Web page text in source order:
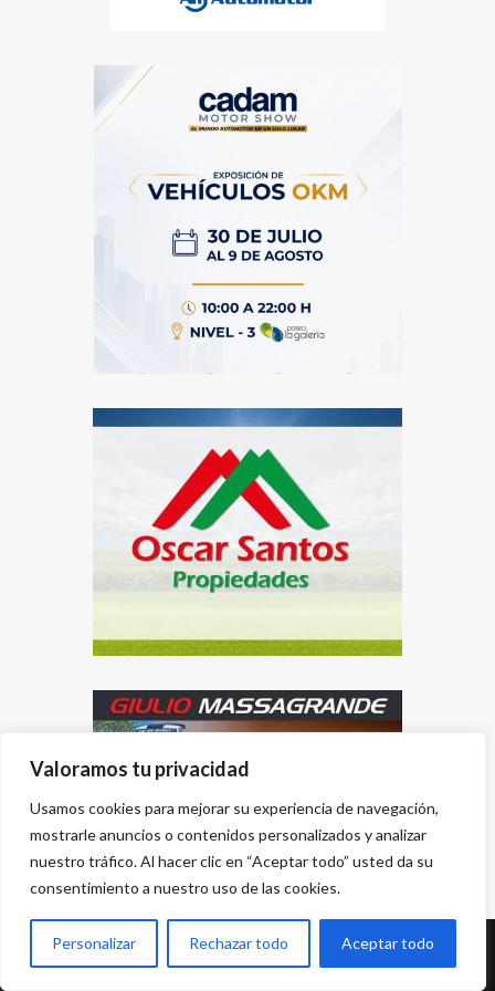
Valoramos tu privacidad
Usamos cookies para mejorar su experiencia de navegación,
mostrarle anuncios o contenidos personalizados y analizar
nuestro tráfico. Al hacer clic en “Aceptar todo” usted da su
consentimiento a nuestro uso de las cookies.
Personalizar Rechazar todo Aceptar todo
Desarrollado por